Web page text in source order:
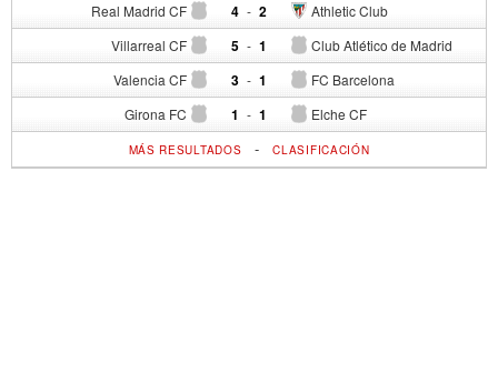
Real Madrid CF 4 - Athletic Club
2
Villarreal CF 5 - Club Atlético de Madrid
1
Valencia CF 3 - FC Barcelona
1
Girona FC 1 - Elche CF
1
MÁS RESULTADOS -CLASIFICACIÓN